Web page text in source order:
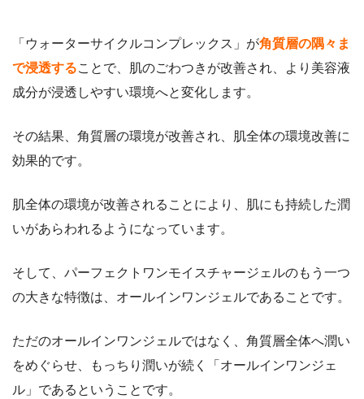
「ウォーターサイクルコンプレックス」が角質層の隅々ま
で浸透することで、肌のごわつきが改善され、より美容液
成分が浸透しやすい環境へと変化します。
その結果、角質層の環境が改善され、肌全体の環境改善に
効果的です。
肌全体の環境が改善されることにより、肌にも持続した潤
いがあらわれるようになっています。
そして、パーフェクトワンモイスチャージェルのもう一つ
の大きな特徴は、オールインワンジェルであることです。
ただのオールインワンジェルではなく、角質層全体へ潤い
をめぐらせ、もっちり潤いが続く「オールインワンジェ
ル」であるということです。